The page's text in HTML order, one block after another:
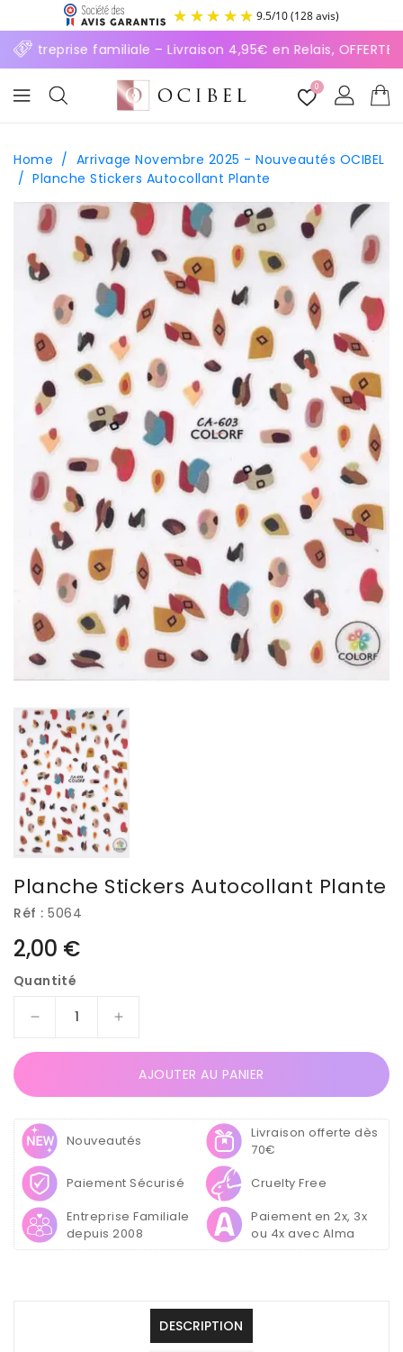
9.5/10
Entreprise familiale – Livraison 4,95€ en Relais, OFFERTE
0
Home / Arrivage Novembre 2025 - Nouveautés OCIBEL
/ Planche Stickers Autocollant Plante
Planche Stickers Autocollant Plante
Réf : 5064
Prix
habituel
2,00 €
Quantité
Réduire
Planche
Stickers
Autocollant
Plante
Augmenter
Planche
Stickers
Autocollant
AJOUTER AU PANIER
Nouveautés
Livraison offerte dès
70€
Paiement Sécurisé
Cruelty Free
Entreprise Familiale
depuis 2008
Paiement en 2x, 3x
ou 4x avec Alma
DESCRIPTION